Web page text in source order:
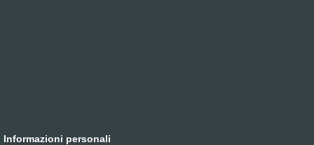
Informazioni personali